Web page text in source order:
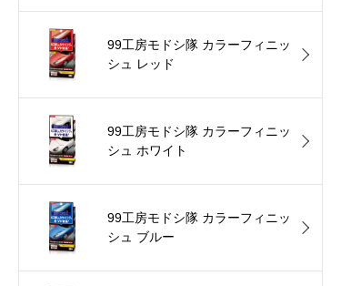
99工房モドシ隊 カラーフィニッ
シュ レッド
99工房モドシ隊 カラーフィニッ
シュ ホワイト
99工房モドシ隊 カラーフィニッ
シュ ブルー